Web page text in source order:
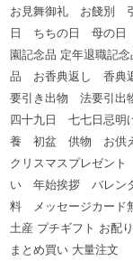
お見舞御礼 お餞別
日 ちちの日 母の
園記念品 定年退職
品 お香典返し 香
要引き出物 法要引
四十九日 七七日忌
養 初盆 供物 お供
クリスマスプレゼ
い 年始挨拶 バレン
料 メッセージカー
土産 プチギフト お配
まとめ買い 大量注文